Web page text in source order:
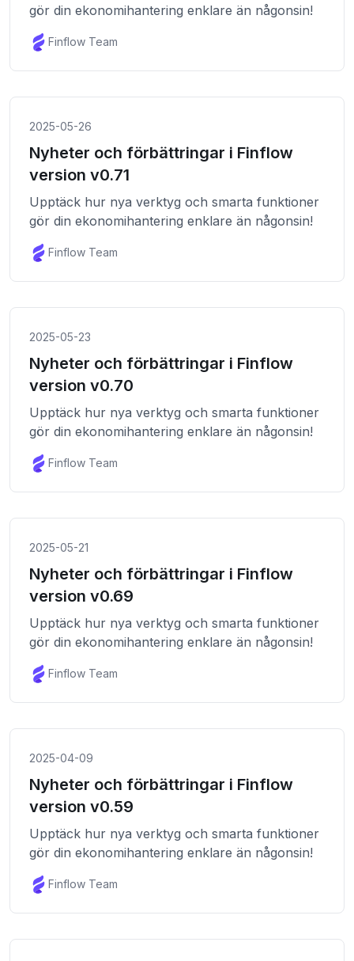
gör din ekonomihantering enklare än någonsin!
Finflow Team
2025-05-26
Nyheter och förbättringar i Finflow
version v0.71
Upptäck hur nya verktyg och smarta funktioner
gör din ekonomihantering enklare än någonsin!
Finflow Team
2025-05-23
Nyheter och förbättringar i Finflow
version v0.70
Upptäck hur nya verktyg och smarta funktioner
gör din ekonomihantering enklare än någonsin!
Finflow Team
2025-05-21
Nyheter och förbättringar i Finflow
version v0.69
Upptäck hur nya verktyg och smarta funktioner
gör din ekonomihantering enklare än någonsin!
Finflow Team
2025-04-09
Nyheter och förbättringar i Finflow
version v0.59
Upptäck hur nya verktyg och smarta funktioner
gör din ekonomihantering enklare än någonsin!
Finflow Team